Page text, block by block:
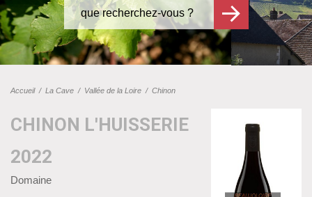
Accueil/ La Cave / Vallée de la Loire / Chinon
CHINON L'HUISSERIE
2022
Domaine